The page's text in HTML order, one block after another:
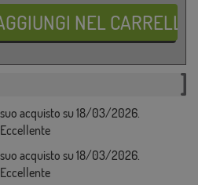
acquisto su 18/03/2026.
acquisto su 18/03/2026.